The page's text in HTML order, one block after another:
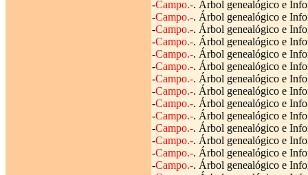
-Campo.-. Árbol genealógico e
-Campo.-. Árbol genealógico e
-Campo.-. Árbol genealógico e
-Campo.-. Árbol genealógico e
-Campo.-. Árbol genealógico e
-Campo.-. Árbol genealógico e
-Campo.-. Árbol genealógico e
-Campo.-. Árbol genealógico e
-Campo.-. Árbol genealógico e
-Campo.-. Árbol genealógico e
-Campo.-. Árbol genealógico e
-Campo.-. Árbol genealógico e
-Campo.-. Árbol genealógico e
-Campo.-. Árbol genealógico e